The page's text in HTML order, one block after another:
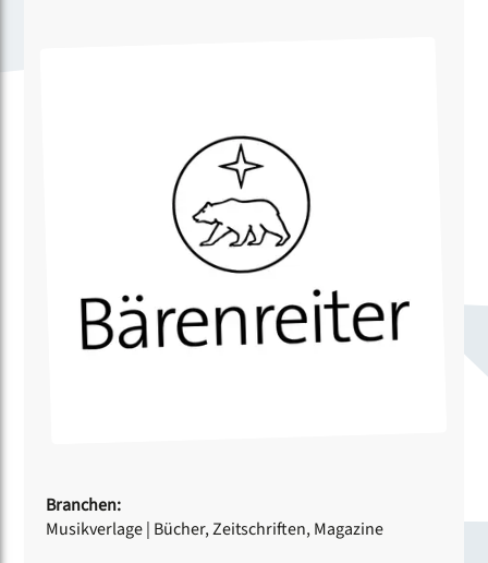
Branchen:
Musikverlage| Bücher, Zeitschriften, Magazine